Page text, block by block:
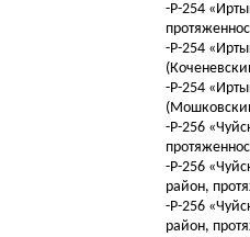
-Р-254
-Р-254
-Р-254
-Р-256
-Р-256
район,
-Р-256
район,